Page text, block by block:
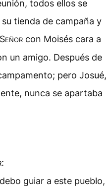
todos ellos se
tienda de campaña y
Señor con Moisés cara a
un amigo. Después de
pero Josué,
nunca se apartaba
:
guiar a este pueblo,